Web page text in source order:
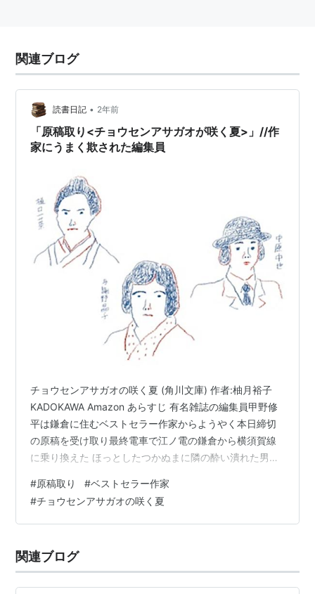
関連ブログ
読書日記 • 2年前
「原稿取り<チョウセンアサガオが咲く夏>」//作
家にうまく欺された編集員
チョウセンアサガオの咲く夏 (角川文庫) 作者:柚月裕子
KADOKAWA Amazon あらすじ 有名雑誌の編集員甲野修
平は鎌倉に住むベストセラー作家からようやく本日締切
の原稿を受け取り最終電車で江ノ電の鎌倉から横須賀線
に乗り換えた ほっとしたつかぬまに隣の酔い潰れた男性
る隙に自分の原稿の入ったバックを盗まれた よほど大切
なものを持っていたように見られたのだろう 追いかけた
が追いつけず、途方に暮れて上司に電話で連絡を入れる
命令 甲野はいやいやながら作家に電話を入れたが異様に
物わかり良く「仕…
#原稿取り #ベストセラー作家
#チョウセンアサガオの咲く夏
関連ブログ